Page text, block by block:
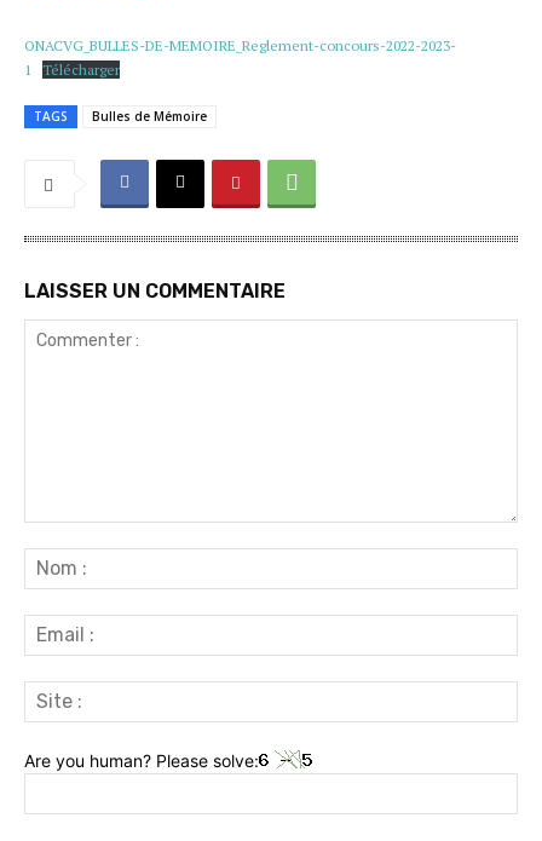
ONACVG_BULLES-DE-MEMOIRE_Reglement-concours-2022-2023-
1
Télécharger
TAGS Bulles de Mémoire
LAISSER UN COMMENTAIRE
:
:
:
Are you human? Please solve: